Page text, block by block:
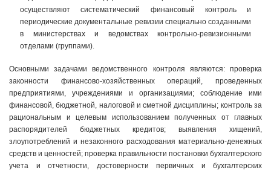
осуществляют систематический финансовый контроль и
периодические документальные ревизии специально созданными
в министерствах и ведомствах контрольно-ревизионными
отделами (группами).
Основными задачами ведомственного контроля являются: проверка
законности финансово-хозяйственных операций, проведенных
предприятиями, учреждениями и организациями; соблюдение ими
финансовой, бюджетной, налоговой и сметной дисциплины; контроль за
рациональным и целевым использованием полученных от главных
распорядителей бюджетных кредитов; выявления хищений,
злоупотреблений и незаконного расходования материально-денежных
средств и ценностей; проверка правильности постановки бухгалтерского
учета и отчетности, достоверности первичных и бухгалтерских